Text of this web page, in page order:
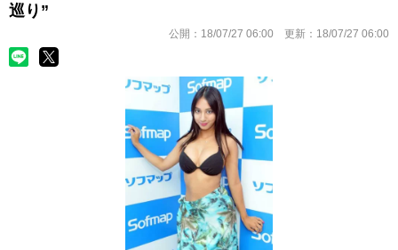
巡り”
公開： 18/07/27 06:00 更新： 18/07/27 06:00